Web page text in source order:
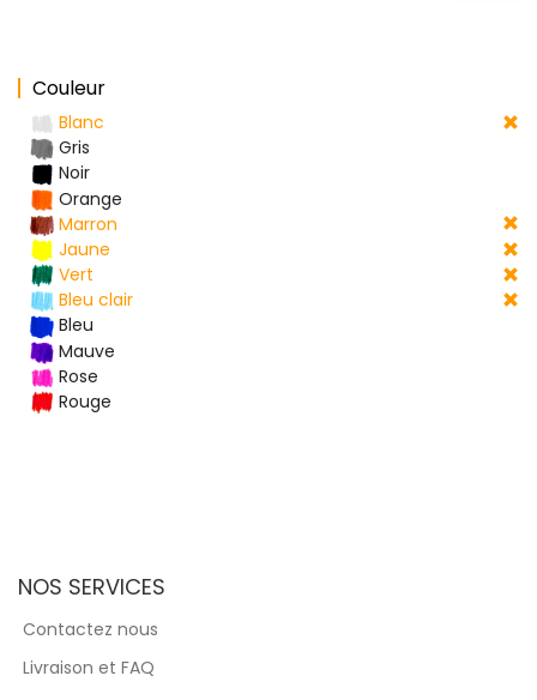
Couleur
Blanc
Gris
Noir
Orange
Marron
Jaune
Vert
Bleu clair
Bleu
Mauve
Rose
Rouge
NOS SERVICES
Contactez nous
Livraison et FAQ